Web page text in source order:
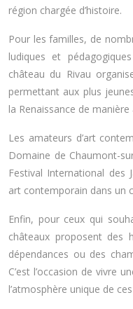
région chargée d’histoire.
Pour les familles, de
ludiques et
château du Rivau
permettant aux plus
la Renaissance de
Les amateurs d’art
Domaine de Chaumont-
Festival International des
art contemporain dans un
Enfin, pour ceux qui
châteaux proposent des
dépendances ou des
C’est l’occasion de vivre
l’atmosphère unique de